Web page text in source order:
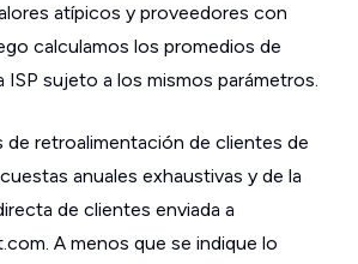
atípicos y proveedores con
calculamos los promedios de
ISP sujeto a los mismos parámetros.
de retroalimentación de clientes de
anuales exhaustivas y de la
de clientes enviada a
A menos que se indique lo